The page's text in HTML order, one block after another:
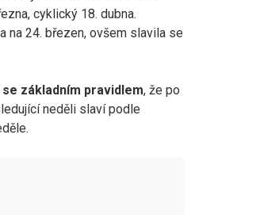
cyklický 18. dubna.
na 24. březen, ovšem slavila se
základním pravidlem, že po
neděli slaví podle